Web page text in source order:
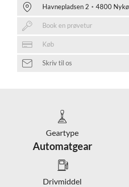
Havnepladsen 2 4800
Book en prøvetur
Køb
Skriv til os
Geartype
Automatgear
Drivmiddel